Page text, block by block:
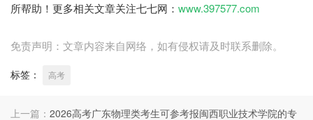
所帮助！更多相关文章关注七七网： www.397577.com
免责声明：文章内容来自网络，如有侵权请及时联系删除。
标签： 高考
上一篇： 2026高考广东物理类考生可参考报闽西职业技术学院的专